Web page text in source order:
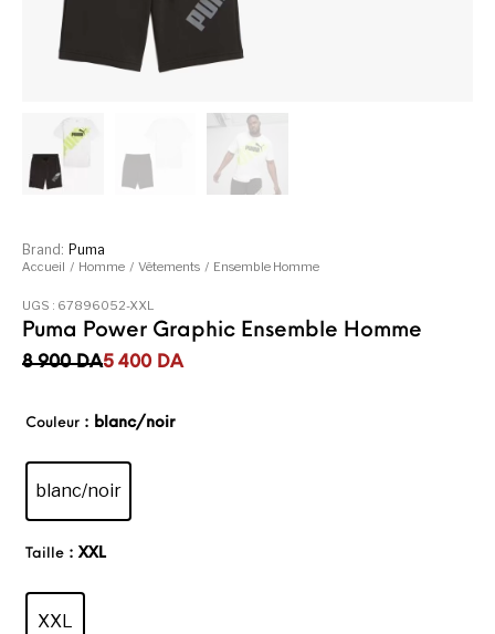
Accueil / Homme / Vêtements / Ensemble Homme
Puma Power Graphic Ensemble Homme
8 900 DA
Le prix initial était : 8 900DA.
5 400 DA
Le prix actuel est : 5 400DA.
Couleur : blanc/noir
blanc/noir
Taille : XXL
XXL
UGS : 67896052-XXL
Brand: Puma